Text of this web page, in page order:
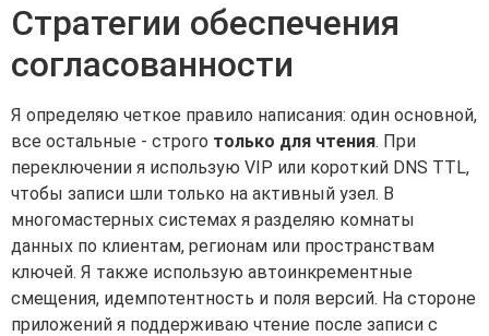
Стратегии обеспечения
согласованности
Я определяю четкое правило написания: один основной,
все остальные - строго только для чтения. При
переключении я использую VIP или короткий DNS TTL,
чтобы записи шли только на активный узел. В
многомастерных системах я разделяю комнаты
данных по клиентам, регионам или пространствам
ключей. Я также использую автоинкрементные
смещения, идемпотентность и поля версий. На стороне
приложений я поддерживаю чтение после записи с